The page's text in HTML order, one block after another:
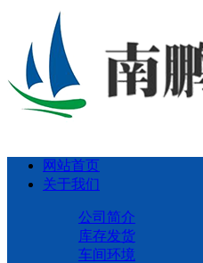
网站首页
关于我们
公司简介
库存发货
车间环境